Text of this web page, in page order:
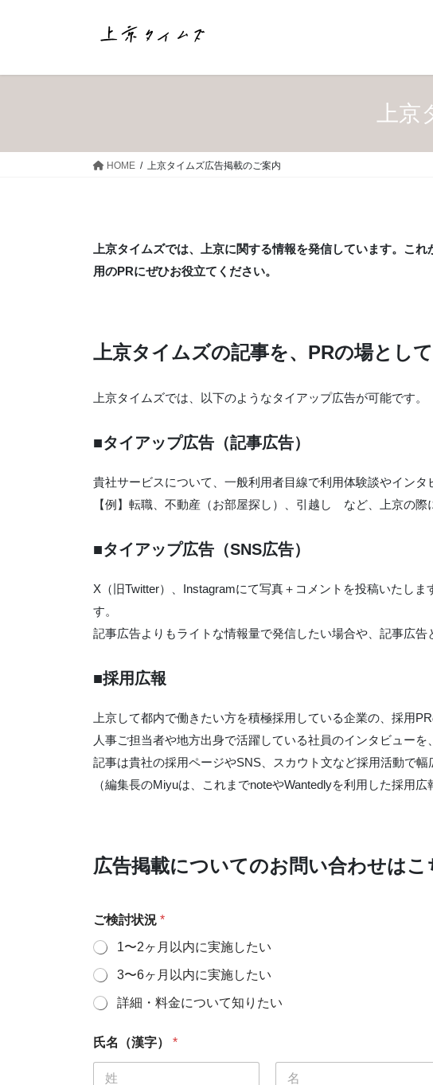
上
HOME 上京タイムズ広告掲載のご案内
上京タイムズでは、上京に関する情報を発信しています。こ
用のPRにぜひお役立てください。
上京タイムズの記事を、PRの場とし
上京タイムズでは、以下のようなタイアップ広告が可能です。
■タイアップ広告（記事広告）
貴社サービスについて、一般利用者目線で利用体験談やインタ
【例】転職、不動産（お部屋探し）、引越し など、上京の際
■タイアップ広告（SNS広告）
X（旧Twitter）、Instagramにて写真＋コメントを投稿いたし
す。
記事広告よりもライトな情報量で発信したい場合や、記事広告
■採用広報
上京して都内で働きたい方を積極採用している企業の、採用
人事ご担当者や地方出身で活躍している社員のインタビューを
記事は貴社の採用ページやSNS、スカウト文など採用活動で幅
（編集長のMiyuは、これまでnoteやWantedlyを利用した採用広
広告掲載についてのお問い合わせはこ
ご検討状況 *
1〜2ヶ月以内に実施したい
3〜6ヶ月以内に実施したい
詳細・料金について知りたい
氏名（漢字） *